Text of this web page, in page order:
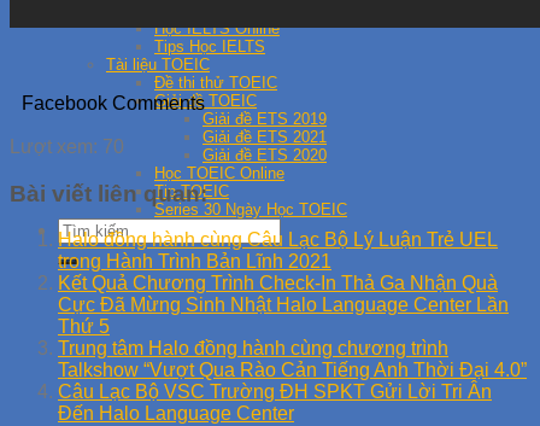
Học IELTS Online
Tips Học IELTS
Tài liệu TOEIC
Đề thi thử TOEIC
Giải đề TOEIC
Giải đề ETS 2019
Giải đề ETS 2021
Giải đề ETS 2020
Học TOEIC Online
Tip TOEIC
Series 30 Ngày Học TOEIC
Facebook Comments
Lượt xem: 70
Bài viết liên quan:
Halo đồng hành cùng Câu Lạc Bộ Lý Luận Trẻ UEL
trong Hành Trình Bản Lĩnh 2021
Kết Quả Chương Trình Check-In Thả Ga Nhận Quà
Cực Đã Mừng Sinh Nhật Halo Language Center Lần
Thứ 5
Trung tâm Halo đồng hành cùng chương trình
Talkshow “Vượt Qua Rào Cản Tiếng Anh Thời Đại 4.0”
Câu Lạc Bộ VSC Trường ĐH SPKT Gửi Lời Tri Ân
Đến Halo Language Center